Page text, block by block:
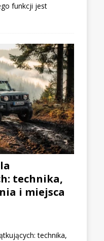
funkcji jest
technika,
i miejsca
technika,